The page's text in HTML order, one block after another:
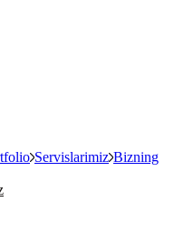
Servislarimiz Bizning